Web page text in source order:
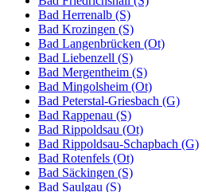
Bad Herrenalb (S)
Bad Krozingen (S)
Bad Langenbrücken (Ot)
Bad Liebenzell (S)
Bad Mergentheim (S)
Bad Mingolsheim (Ot)
Bad Peterstal-Griesbach (G)
Bad Rappenau (S)
Bad Rippoldsau (Ot)
Bad Rippoldsau-Schapbach (G)
Bad Rotenfels (Ot)
Bad Säckingen (S)
Bad Saulgau (S)